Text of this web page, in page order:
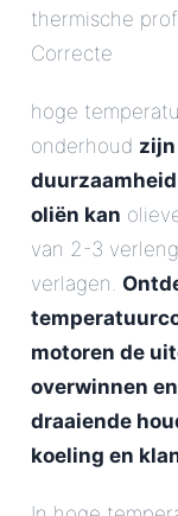
thermische
Correcte
hoge
onderhoud
oliën kan
van 2-3
verlagen.
motoren de
overwinnen
draaiende
koeling en